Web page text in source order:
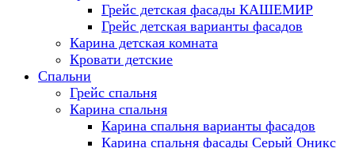
Грейс детская фасады КАШЕМИР
Грейс детская варианты фасадов
Карина детская комната
Кровати детские
Спальни
Грейс спальня
Карина спальня
Карина спальня варианты фасадов
Карина спальня фасады Серый Оникс